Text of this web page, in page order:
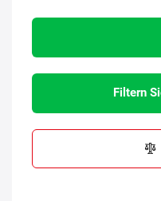
Filtern